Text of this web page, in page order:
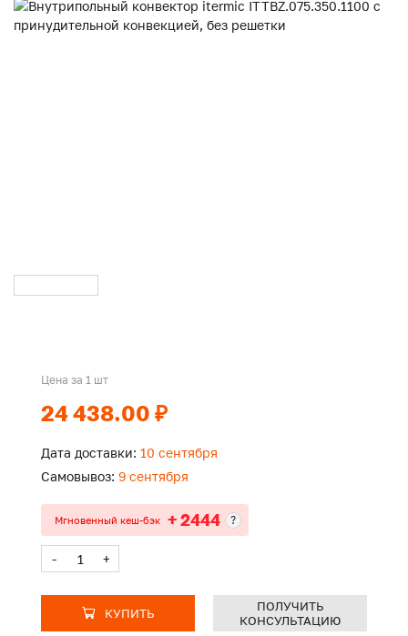
Цена за 1 шт
24 438.00 ₽
Дата доставки: 10 сентября
Самовывоз: 9 сентября
Мгновенный кеш-бэк + 2444 ?
- +
КУПИТЬ
ПОЛУЧИТЬ
КОНСУЛЬТАЦИЮ